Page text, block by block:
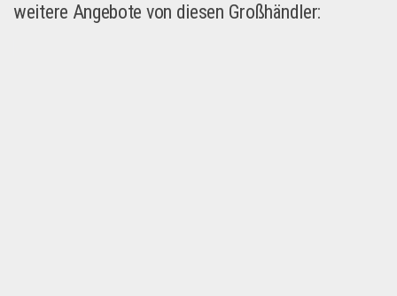
weitere Angebote von diesen Großhändler: